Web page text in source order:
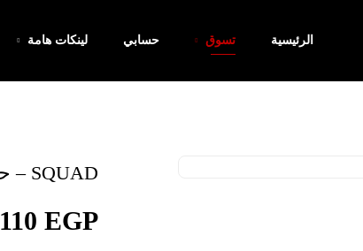
الرئيسية تسوق حسابي لينكات هامة
SQUAD – حليب جوز الهند الكريمي
110EGP